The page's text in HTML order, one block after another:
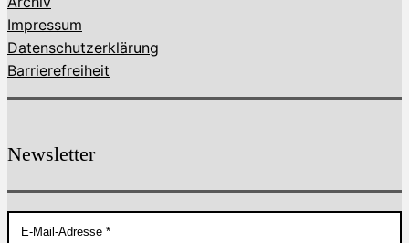
Impressum
Datenschutzerklärung
Barrierefreiheit
Newsletter